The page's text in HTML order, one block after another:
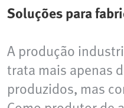
Soluções para
A produção
trata mais apenas
produzidos, mas